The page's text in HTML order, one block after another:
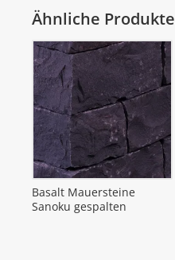
Ähnliche Produkte
Basalt Mauersteine
Sanoku gespalten